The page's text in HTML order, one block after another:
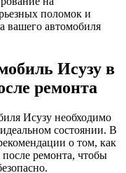
поломок и
вашего автомобиля
Исузу в
ремонта
Исузу необходимо
состоянии. В
о том, как
ремонта, чтобы